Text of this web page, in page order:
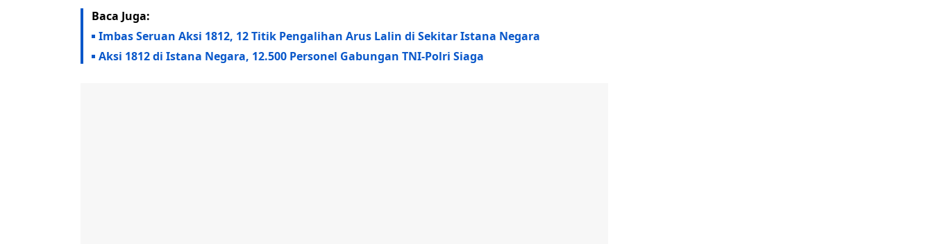
Baca Juga:
Imbas Seruan Aksi 1812, 12 Titik Pengalihan Arus Lalin di Sekitar Istana Negara
Aksi 1812 di Istana Negara, 12.500 Personel Gabungan TNI-Polri Siaga